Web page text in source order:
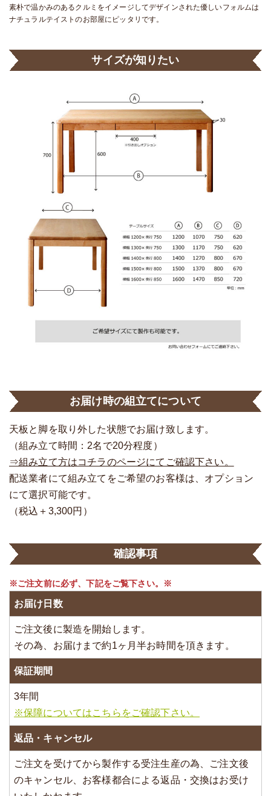
素朴で温かみのあるクルミをイメージしてデザインされた優しいフォルムは
ナチュラルテイストのお部屋にピッタリです。
サイズが知りたい
お届け時の組立てについて
天板と脚を取り外した状態でお届け致します。
（組み立て時間：2名で20分程度）
⇒組み立て方はコチラのページにてご確認下さい。
配送業者にて組み立てをご希望のお客様は、オプション
にて選択可能です。
（税込＋3,300円）
確認事項
※ご注文前に必ず、下記をご覧下さい。※
お届け日数
ご注文後に製造を開始します。
その為、お届けまで約1ヶ月半お時間を頂きます。
保証期間
3年間
※保障についてはこちらをご確認下さい。
返品・キャンセル
ご注文を受けてから製作する受注生産の為、ご注文後
のキャンセル、お客様都合による返品・交換はお受け